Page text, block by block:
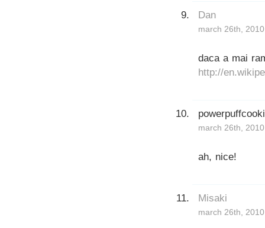
Dan
march 26th,
daca a mai
http://
march 26th,
ah, nice!
Misaki
march 26th,